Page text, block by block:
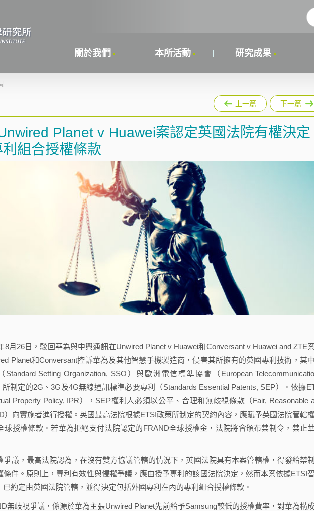
關於我們 本所活動 研究成果
上一篇 下一篇
Planet v Huawei案認定英國法院有權決定
組合授權條款
26日，駁回華為與中興通訊在Unwired Planet v Huawei和Conversant v Huawei and ZTE
Planet和Conversant控訴華為及其他智慧手機製造商，侵害其所擁有的英國專利技術，其
Setting Organization, SSO）與歐洲電信標準協會（European
所制定的2G、3G及4G無線通訊標準必要專利（Standards Essential Patents, SEP）。依據
Property Policy, IPR），SEP權利人必須以公平、合理和無歧視條款（Fair, Reasonable
）向實施者進行授權。英國最高法院根據ETSI政策所制定的契約內容，應賦予英國法院管轄權
球授權條款。若華為拒絕支付法院認定的FRAND全球授權金，法院將會頒布禁制令，禁止
，最高法院認為，在沒有雙方協議管轄的情況下，英國法院具有本案管轄權，得發給禁
條件。原則上，專利有效性與侵權爭議，應由授予專利的該國法院決定，然而本案依據ETSI
約定由英國法院管轄，並得決定包括外國專利在內的專利組合授權條款。
歧視爭議，係源於華為主張Unwired Planet先前給予Samsung較低的授權費率，對華為構